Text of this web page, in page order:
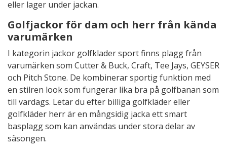
eller lager under jackan.
Golfjackor för dam och herr från kända
varumärken
I kategorin jackor golfklader sport finns plagg från
varumärken som Cutter & Buck, Craft, Tee Jays, GEYSER
och Pitch Stone. De kombinerar sportig funktion med
en stilren look som fungerar lika bra på golfbanan som
till vardags. Letar du efter billiga golfkläder eller
golfkläder herr är en mångsidig jacka ett smart
basplagg som kan användas under stora delar av
säsongen.